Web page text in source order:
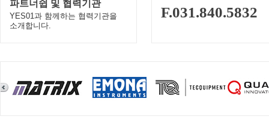
파트너쉽 및 협력기관
YES01과 함께하는 협력기관을
소개합니다.
F.031.840.5832